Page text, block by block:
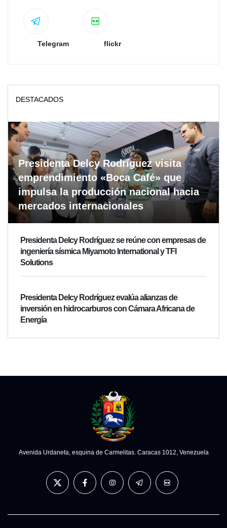
Telegram flickr
DESTACADOS
Presidenta Delcy Rodríguez visita
emprendimiento «Boca Café» que
impulsa la producción nacional hacia
mercados internacionales
Presidenta Delcy Rodríguez se reúne con empresas de
ingeniería sísmica Miyamoto International y TFI
Solutions
Presidenta Delcy Rodríguez evalúa alianzas de
inversión en hidrocarburos con Cámara Africana de
Energía
Avenida Urdaneta, esquina de Carmelitas. Caracas 1012, Venezuela